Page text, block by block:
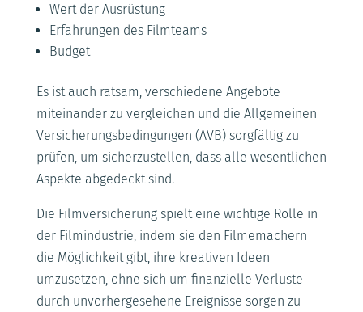
Wert der Ausrüstung
Erfahrungen des Filmteams
Budget
Es ist auch ratsam, verschiedene Angebote
miteinander zu vergleichen und die Allgemeinen
Versicherungsbedingungen (AVB) sorgfältig zu
prüfen, um sicherzustellen, dass alle wesentlichen
Aspekte abgedeckt sind.
Die Filmversicherung spielt eine wichtige Rolle in
der Filmindustrie, indem sie den Filmemachern
die Möglichkeit gibt, ihre kreativen Ideen
umzusetzen, ohne sich um finanzielle Verluste
durch unvorhergesehene Ereignisse sorgen zu